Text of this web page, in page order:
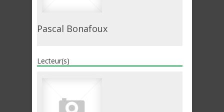
Pascal Bonafoux
Lecteur(s)